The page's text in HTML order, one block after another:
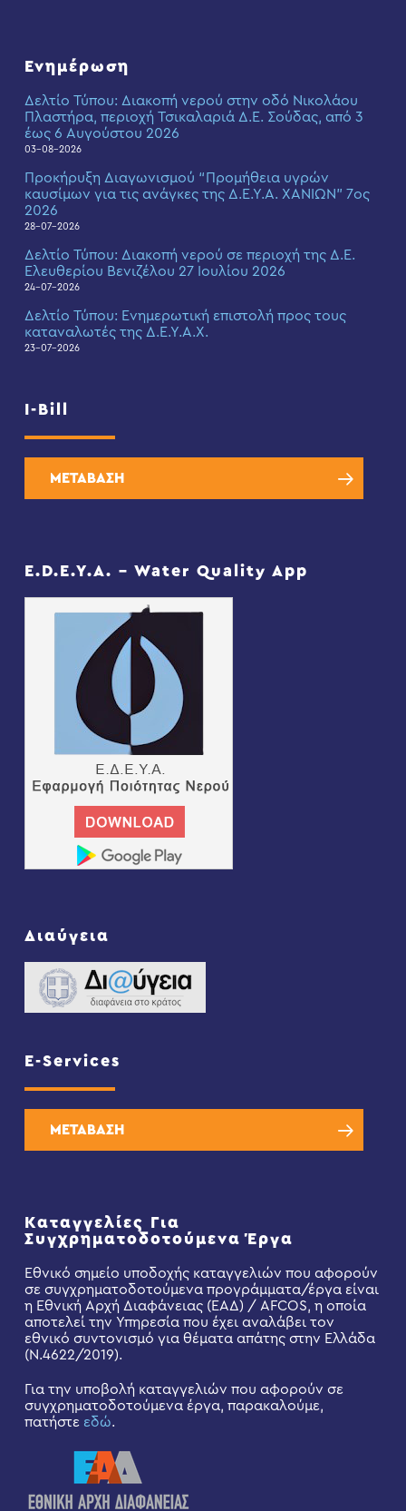
Ενημέρωση
Δελτίο Τύπου: Διακοπή νερού στην οδό Νικολάου
Πλαστήρα, περιοχή Τσικαλαριά Δ.Ε. Σούδας, από 3
έως 6 Αυγούστου 2026
03-08-2026
Προκήρυξη Διαγωνισμού “Προμήθεια υγρών
καυσίμων για τις ανάγκες της Δ.Ε.Υ.Α. ΧΑΝΙΩΝ” 7ος
2026
28-07-2026
Δελτίο Τύπου: Διακοπή νερού σε περιοχή της Δ.Ε.
Ελευθερίου Βενιζέλου 27 Ιουλίου 2026
24-07-2026
Δελτίο Τύπου: Eνημερωτική επιστολή προς τους
καταναλωτές της Δ.Ε.Υ.Α.Χ.
23-07-2026
I-Bill
ΜΕΤΑΒΑΣΗ
E.D.E.Y.A. – Water Quality App
Διαύγεια
E-Services
ΜΕΤΑΒΑΣΗ
Καταγγελίες Για
Συγχρηματοδοτούμενα Έργα
Εθνικό σημείο υποδοχής καταγγελιών που αφορούν
σε συγχρηματοδοτούμενα προγράμματα/έργα είναι
η Εθνική Αρχή Διαφάνειας (ΕΑΔ) / AFCOS, η οποία
αποτελεί την Υπηρεσία που έχει αναλάβει τον
εθνικό συντονισμό για θέματα απάτης στην Ελλάδα
(Ν.4622/2019).
Για την υποβολή καταγγελιών που αφορούν σε
συγχρηματοδοτούμενα έργα, παρακαλούμε,
πατήστε εδώ.